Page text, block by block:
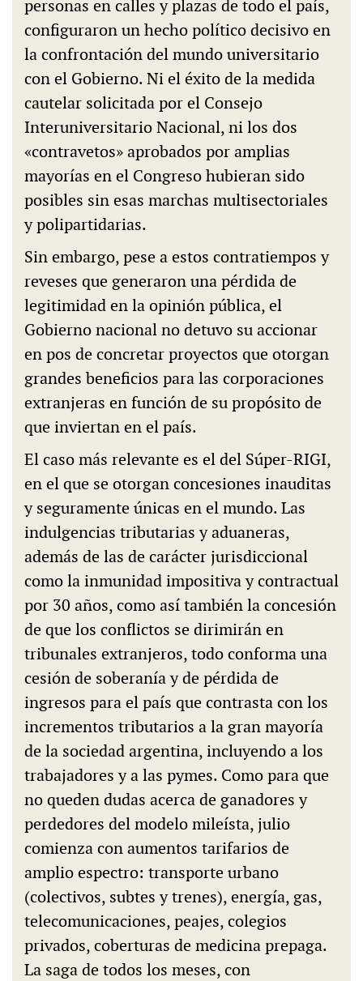
personas en calles y plazas de todo el país,
configuraron un hecho político decisivo en
la confrontación del mundo universitario
con el Gobierno. Ni el éxito de la medida
cautelar solicitada por el Consejo
Interuniversitario Nacional, ni los dos
«contravetos» aprobados por amplias
mayorías en el Congreso hubieran sido
posibles sin esas marchas multisectoriales
y polipartidarias.
Sin embargo, pese a estos contratiempos y
reveses que generaron una pérdida de
legitimidad en la opinión pública, el
Gobierno nacional no detuvo su accionar
en pos de concretar proyectos que otorgan
grandes beneficios para las corporaciones
extranjeras en función de su propósito de
que inviertan en el país.
El caso más relevante es el del Súper-RIGI,
en el que se otorgan concesiones inauditas
y seguramente únicas en el mundo. Las
indulgencias tributarias y aduaneras,
además de las de carácter jurisdiccional
como la inmunidad impositiva y contractual
por 30 años, como así también la concesión
de que los conflictos se dirimirán en
tribunales extranjeros, todo conforma una
cesión de soberanía y de pérdida de
ingresos para el país que contrasta con los
incrementos tributarios a la gran mayoría
de la sociedad argentina, incluyendo a los
trabajadores y a las pymes. Como para que
no queden dudas acerca de ganadores y
perdedores del modelo mileísta, julio
comienza con aumentos tarifarios de
amplio espectro: transporte urbano
(colectivos, subtes y trenes), energía, gas,
telecomunicaciones, peajes, colegios
privados, coberturas de medicina prepaga.
La saga de todos los meses, con